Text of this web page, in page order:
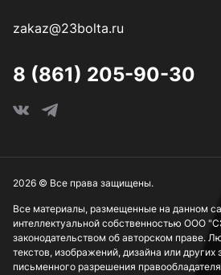
zakaz@23bolta.ru
8 (861) 205-90-30
Все материалы, размещенные на данном
интеллектуальной собственностью ООО
законодательством об авторском праве.
текстов, изображений, дизайна или других
письменного разрешения
2026 © Все права защищены.